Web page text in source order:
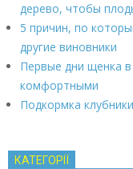
дерево, чтобы
5 причин, по
другие виновники
Первые дни щенка
комфортными
Подкормка
КАТЕГОРІЇ